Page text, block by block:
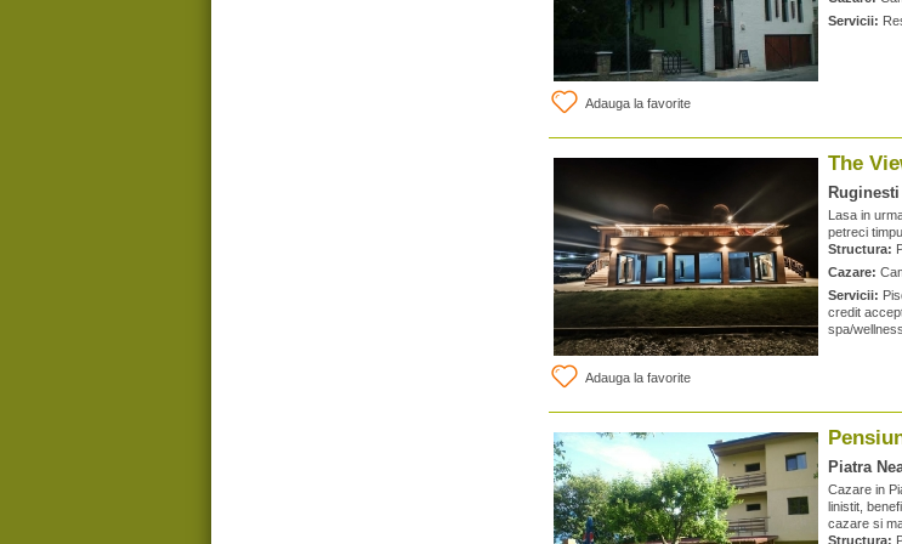
Adauga la favorite
Servicii:
Adauga la favorite
The
Lasa in
petreci
Structura:
Cazare:
Servicii:
credit
spa/
Piatra
Cazare in
linistit,
cazare si
Structura: